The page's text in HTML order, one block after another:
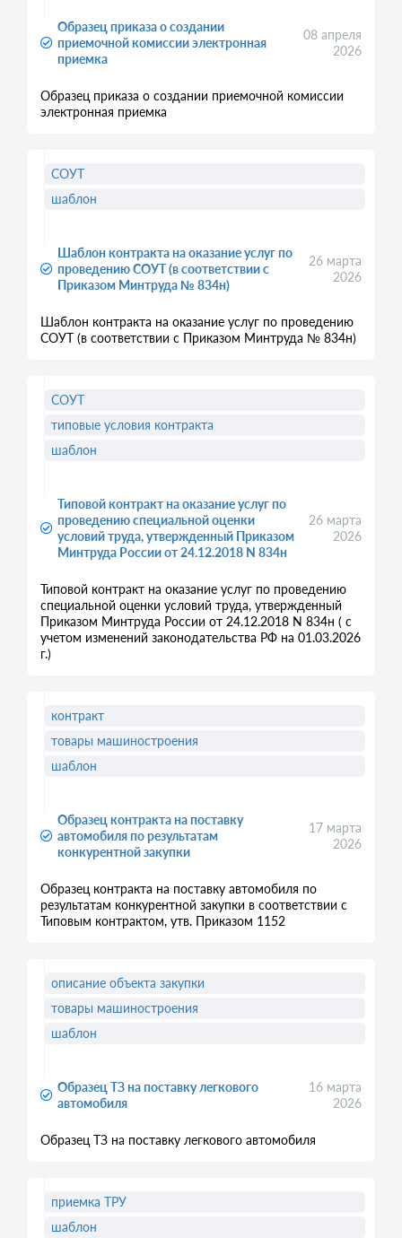
Образец приказа о создании
приемочной комиссии электронная
приемка
08 апреля
2026
Образец приказа о создании приемочной комиссии
электронная приемка
Шаблон контракта на оказание услуг по
проведению СОУТ (в соответствии с
Приказом Минтруда № 834н)
26 марта
2026
Шаблон контракта на оказание услуг по проведению
СОУТ (в соответствии с Приказом Минтруда № 834н)
СОУТ
шаблон
Типовой контракт на оказание услуг по
проведению специальной оценки
условий труда, утвержденный Приказом
Минтруда России от 24.12.2018 N 834н
26 марта
2026
Типовой контракт на оказание услуг по проведению
специальной оценки условий труда, утвержденный
Приказом Минтруда России от 24.12.2018 N 834н ( с
учетом изменений законодательства РФ на 01.03.2026
г.)
СОУТ
типовые условия контракта
шаблон
Образец контракта на поставку
автомобиля по результатам
конкурентной закупки
17 марта
2026
Образец контракта на поставку автомобиля по
результатам конкурентной закупки в соответствии с
Типовым контрактом, утв. Приказом 1152
контракт
товары машиностроения
шаблон
Образец ТЗ на поставку легкового
автомобиля
16 марта
2026
Образец ТЗ на поставку легкового автомобиля
описание объекта закупки
товары машиностроения
шаблон
приемка ТРУ
шаблон